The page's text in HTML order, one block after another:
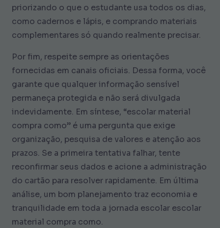
priorizando o que o estudante usa todos os dias,
como cadernos e lápis, e comprando materiais
complementares só quando realmente precisar.
Por fim, respeite sempre as orientações
fornecidas em canais oficiais. Dessa forma, você
garante que qualquer informação sensível
permaneça protegida e não será divulgada
indevidamente. Em síntese, “escolar material
compra como” é uma pergunta que exige
organização, pesquisa de valores e atenção aos
prazos. Se a primeira tentativa falhar, tente
reconfirmar seus dados e acione a administração
do cartão para resolver rapidamente. Em última
análise, um bom planejamento traz economia e
tranquilidade em toda a jornada escolar escolar
material compra como.